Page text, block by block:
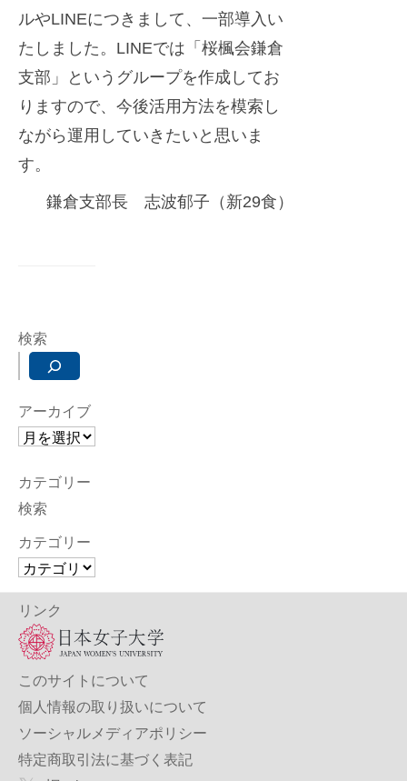
ルやLINEにつきまして、一部導入い
たしました。LINEでは「桜楓会鎌倉
支部」というグループを作成してお
りますので、今後活用方法を模索し
ながら運用していきたいと思いま
す。
鎌倉支部長 志波郁子（新29食）
検索
アーカイブ
カテゴリー
検索
カテゴリー
リンク
このサイトについて
個人情報の取り扱いについて
ソーシャルメディアポリシー
特定商取引法に基づく表記